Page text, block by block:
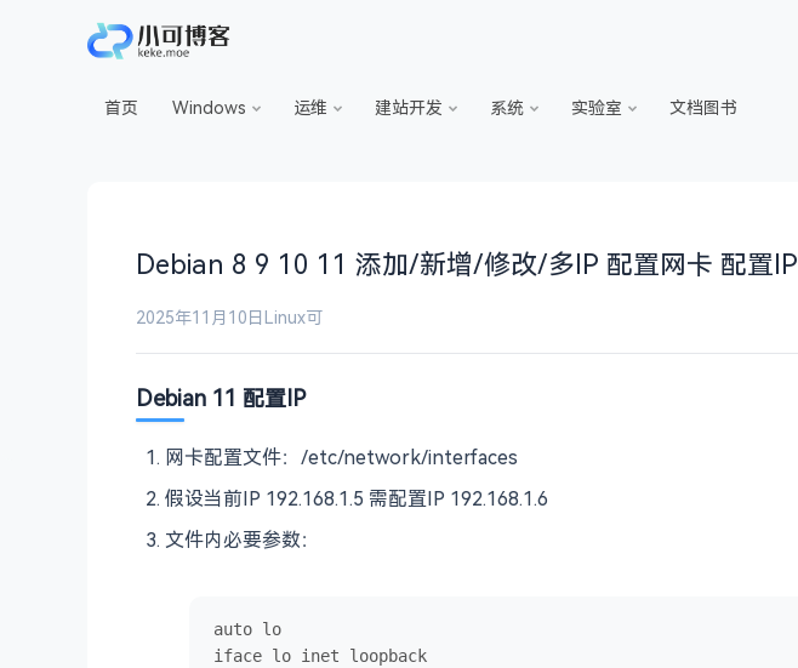
首页 Windows 运维 建站开发 系统 实验室 文档图书
Debian 8 9 10 11 添加/新增/修改/多IP 配置网卡 配置IP
2025年11月10日Linux可
Debian 11 配置IP
网卡配置文件：/etc/network/interfaces
假设当前IP 192.168.1.5 需配置IP 192.168.1.6
文件内必要参数：
auto lo
iface lo inet loopback